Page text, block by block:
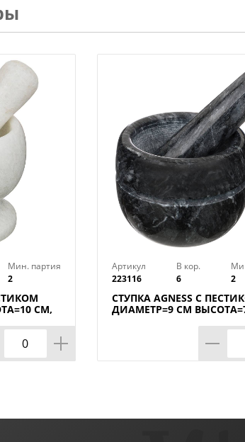
Мин. партия
2
СМ,
Артикул
223116
В кор.
6
2
СТУПКА AGNESS С
ДИАМЕТР=9 СМ